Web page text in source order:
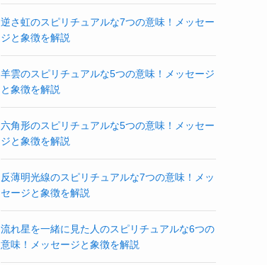
逆さ虹のスピリチュアルな7つの意味！メッセー
ジと象徴を解説
羊雲のスピリチュアルな5つの意味！メッセージ
と象徴を解説
六角形のスピリチュアルな5つの意味！メッセー
ジと象徴を解説
反薄明光線のスピリチュアルな7つの意味！メッ
セージと象徴を解説
流れ星を一緒に見た人のスピリチュアルな6つの
意味！メッセージと象徴を解説